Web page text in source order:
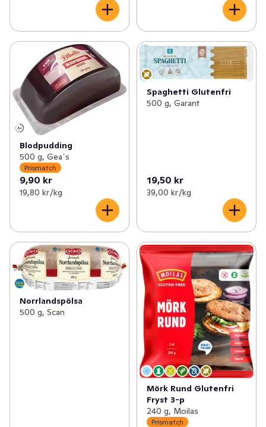
Blodpudding
500 g, Gea´s
Prismatch
9,90 kr
19,80 kr /kg
Spaghetti Glutenfri
500 g, Garant
19,50 kr
39,00 kr /kg
Norrlandspölsa
500 g, Scan
Mörk Rund Glutenfri
Fryst 3-p
240 g, Moilas
Prismatch